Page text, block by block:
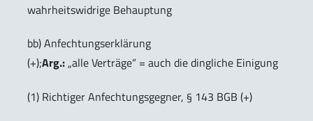
wahrheitswidrige Behauptung
bb) Anfechtungserklärung
(+);Arg.:„alle Verträge“ = auch die dingliche Einigung
(1) Richtiger Anfechtungsgegner, § 143 BGB (+)